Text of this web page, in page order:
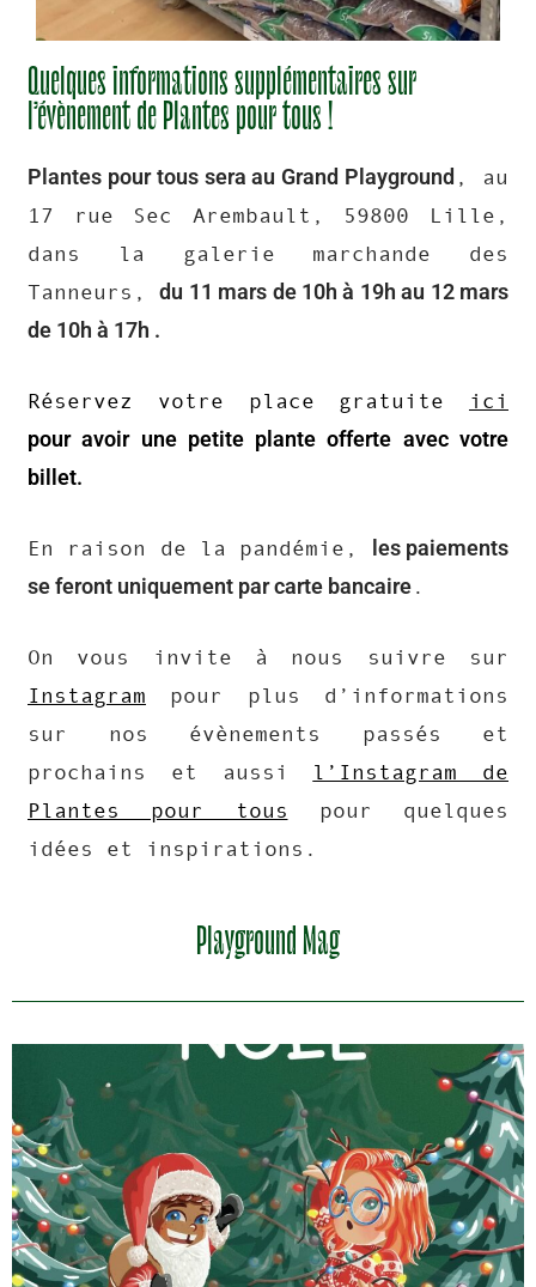
Quelques informations supplémentaires sur
l’évènement de Plantes pour tous !
Plantes pour tous sera au Grand Playground , au
17 rue Sec Arembault, 59800 Lille,
dans la galerie marchande des
Tanneurs,du 11 mars de 10h à 19hau 12 mars
de 10h à 17h .
Réservez votre place gratuite ici
pour avoir une petite plante offerte avec votre
billet.
En raison de la pandémie, les paiements
se feront uniquement par carte bancaire .
On vous invite à nous suivre sur
Instagram pour plus d’informations
sur nos évènements passés et
prochains et aussi l’Instagram de
Plantes pour tous pour quelques
idées et inspirations.
Playground Mag